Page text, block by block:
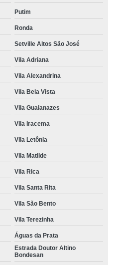
Putim
Ronda
Setville Altos São José
Vila Adriana
Vila Alexandrina
Vila Bela Vista
Vila Guaianazes
Vila Iracema
Vila Letônia
Vila Matilde
Vila Rica
Vila Santa Rita
Vila São Bento
Vila Terezinha
Águas da Prata
Estrada Doutor Altino
Bondesan